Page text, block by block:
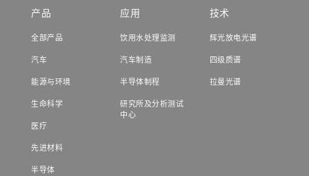
产品
全部产品
汽车
能源与环境
生命科学
医疗
先进材料
半导体
应用
饮用水处理监测
汽车制造
半导体制程
研究所及分析测试
中心
技术
辉光放电光谱
四级质谱
拉曼光谱